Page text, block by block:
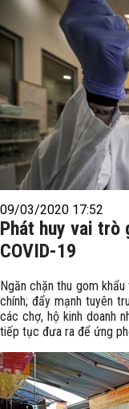
09/03/2020 17:52
Phát huy vai trò
COVID-19
Ngăn chặn thu gom
chính; đẩy mạnh tuyên
các chợ, hộ kinh doanh
tiếp tục đưa ra để ứng